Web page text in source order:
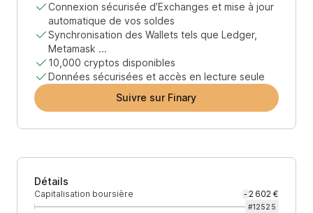
Connexion sécurisée d’Exchanges et mise à jour
automatique de vos soldes
Synchronisation des Wallets tels que Ledger,
Metamask ...
10,000 cryptos disponibles
Données sécurisées et accès en lecture seule
Suivre sur Finary
Détails
Capitalisation boursière - 2 602 €
#12525